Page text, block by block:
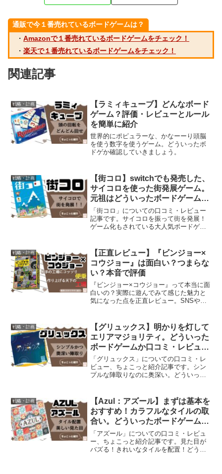
通販で今１番売れているボードゲームは？
・ Amazonで１番売れているボードゲームをチェック！
・ 楽天で１番売れているボードゲームをチェック！
関連記事
戦略・計画
【ラミィキューブ】どんなボード
ゲーム？評価・レビューとルール
を簡単に紹介
世界的にポピュラーな、かなーーり頭脳
を使う数字を使うゲーム。どういったボ
ドゲか確認していきましょう。
戦略・計画
【街コロ】switchでも発売した、
サイコロを使った街発展ゲーム。
元祖はどういったボードゲームか
口コミ・レビューで評価をチェッ
ク！
「街コロ」についての口コミ・レビュー
記事です。サイコロを振って街を発展！
ゲーム化もされている大人気ボードゲー
戦略・計画
【正直レビュー】『ビンジョー×
コウジョー』は面白い？つまらな
い？本音で評価
『ビンジョー×コウジョー』って本当に面
白いの？実際に遊んでみて感じた魅力と
気になった点を正直レビュー。SNSや
戦略・計画
【グリュックス】明かりを灯して
エリアマジョリティ。どういった
ボードゲームか口コミ・レビュー
で評価をチェック！
「グリュックス」についての口コミ・レ
ビュー、ちょこっと紹介記事です。シン
プルな陣取りなのに奥深い。どういった
戦略・計画
【Azul：アズール】まずは基本を
おすすめ！カラフルなタイルの取
合い。どういったボードゲームか
口コミ・レビューで評価をチェッ
ク！
「アズール」についての口コミ・レビュ
ー、ちょこっと紹介記事です。見た目が
バズる！きれいなタイルを配置！どうい